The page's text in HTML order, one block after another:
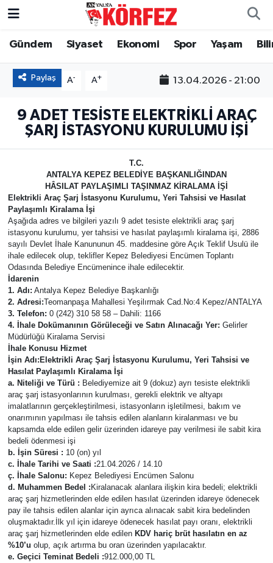
Gündem Siyaset Ekonomi Spor Yaşam
Paylaş A- A+ 13.04.2026 - 21:00
9 ADET TESİSTE ELEKTRİKLİ ARAÇ
ŞARJ İSTASYONU KURULUMU İŞİ
T.C.
ANTALYA KEPEZ BELEDİYE BAŞKANLIĞINDAN
HÂSILAT PAYLAŞIMLI TAŞINMAZ KİRALAMA İŞİ
Elektrikli Araç Şarj İstasyonu Kurulumu, Yeri Tahsisi ve Hasılat
Paylaşımlı Kiralama İşi
Aşağıda adres ve bilgileri yazılı 9 adet tesiste elektrikli araç şarj
istasyonu kurulumu, yer tahsisi ve hasılat paylaşımlı kiralama işi, 2886
sayılı Devlet İhale Kanununun 45. maddesine göre Açık Teklif Usulü ile
ihale edilecek olup, teklifler Kepez Belediyesi Encümen Toplantı
Odasında Belediye Encümenince ihale edilecektir.
İdarenin
1. Adı: Antalya Kepez Belediye Başkanlığı
2. Adresi:Teomanpaşa Mahallesi Yeşilırmak Cad.No:4 Kepez/ANTALYA
3. Telefon: 0 (242) 310 58 58 – Dahili: 1166
4. İhale Dokümanının Görüleceği ve Satın Alınacağı Yer: Gelirler
Müdürlüğü Kiralama Servisi
İhale Konusu Hizmet
İşin Adı:Elektrikli Araç Şarj İstasyonu Kurulumu, Yeri Tahsisi ve
Hasılat Paylaşımlı Kiralama İşi
a. Niteliği ve Türü : Belediyemize ait 9 (dokuz) ayrı tesiste elektrikli
araç şarj istasyonlarının kurulması, gerekli elektrik ve altyapı
imalatlarının gerçekleştirilmesi, istasyonların işletilmesi, bakım ve
onarımının yapılması ile tahsis edilen alanların kiralanması ve bu
kapsamda elde edilen gelir üzerinden idareye pay verilmesi ile sabit kira
bedeli ödenmesi işi
b. İşin Süresi : 10 (on) yıl
c. İhale Tarihi ve Saati :21.04.2026 / 14.10
ç. İhale Salonu: Kepez Belediyesi Encümen Salonu
d. Muhammen Bedel : Kiralanacak alanlara ilişkin kira bedeli; elektrikli
araç şarj hizmetlerinden elde edilen hasılat üzerinden idareye ödenecek
pay ile tahsis edilen alanlar için ayrıca alınacak sabit kira bedelinden
oluşmaktadır.İlk yıl için idareye ödenecek hasılat payı oranı, elektrikli
araç şarj hizmetlerinden elde edilen KDV hariç brüt hasılatın en az
%10’u olup, açık artırma bu oran üzerinden yapılacaktır.
e. Geçici Teminat Bedeli :912.000,00 TL
Gündem
Siyaset
Yerel Yönetim
Ekonomi
Spor
Yaşam
Asayiş
Dünya
Eğitim
Sağlık
Magazin
Turizm
Çevre
Kültür ve Sanat
Sivil Toplum
Tarım
Bilim ve Teknoloji
Nöbetçi Eczaneler
Hava Durumu
Trafik Durumu
Süper Lig Puan Durumu ve Fikstür
Tüm Manşetler
Son Dakika Haberleri
Haber Arşivi